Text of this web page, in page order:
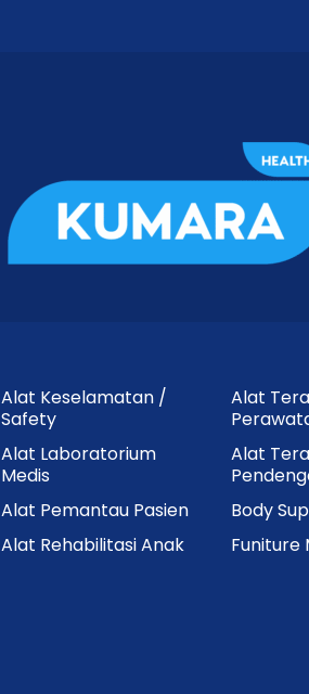
Alat Keselamatan /
Safety
Alat Laboratorium
Medis
Alat Pemantau Pasien
Alat Rehabilitasi Anak
Alat
Alat
Body
Funiture